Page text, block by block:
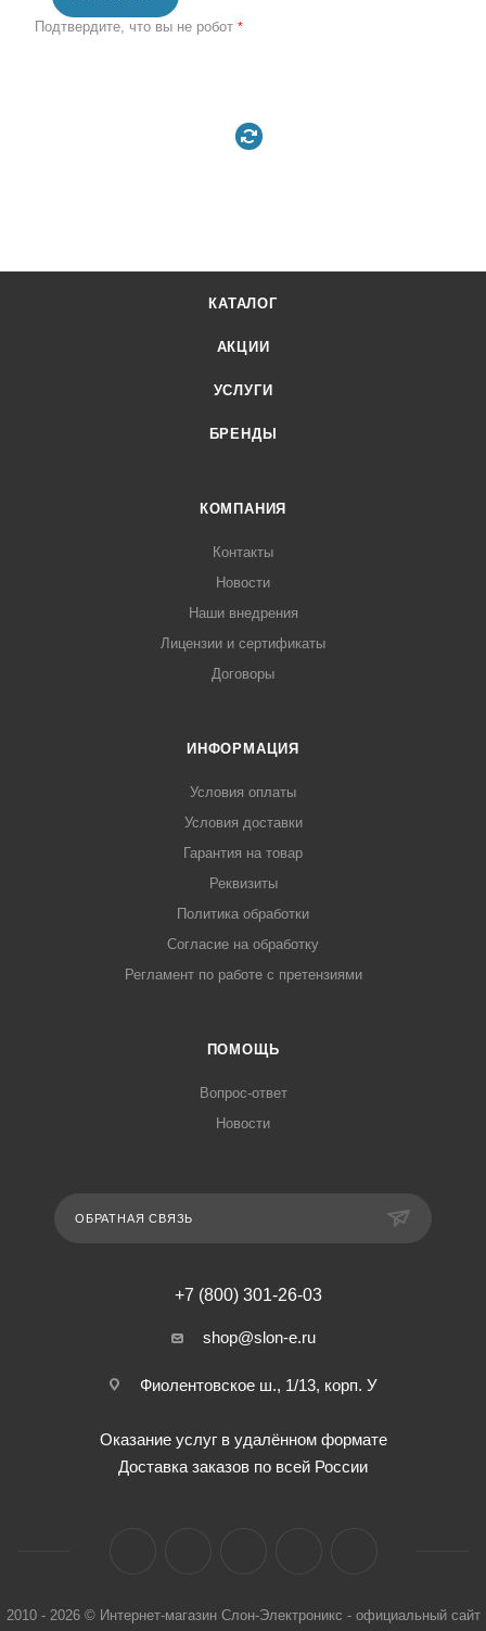
Подтвердите, что вы не робот *
КАТАЛОГ
АКЦИИ
УСЛУГИ
БРЕНДЫ
КОМПАНИЯ
Контакты
Новости
Наши внедрения
Лицензии и сертификаты
Договоры
ИНФОРМАЦИЯ
Условия оплаты
Условия доставки
Гарантия на товар
Реквизиты
Политика обработки
Согласие на обработку
Регламент по работе с претензиями
ПОМОЩЬ
Вопрос-ответ
Новости
ОБРАТНАЯ СВЯЗЬ
+7 (800) 301-26-03
shop@slon-e.ru
Фиолентовское ш., 1/13, корп. У
Оказание услуг в удалённом формате
Доставка заказов по всей России
2010 - 2026 © Интернет-магазин Слон-Электроникс - официальный сайт